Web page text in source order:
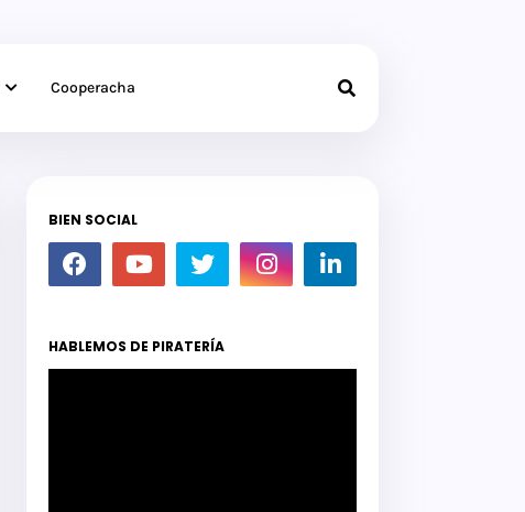
Cooperacha
BIEN SOCIAL
HABLEMOS DE PIRATERÍA